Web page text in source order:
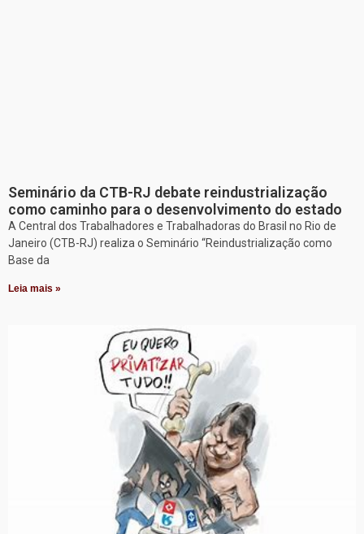
Seminário da CTB-RJ debate reindustrialização
como caminho para o desenvolvimento do estado
A Central dos Trabalhadores e Trabalhadoras do Brasil no Rio de
Janeiro (CTB-RJ) realiza o Seminário “Reindustrialização como
Base da
Leia mais »